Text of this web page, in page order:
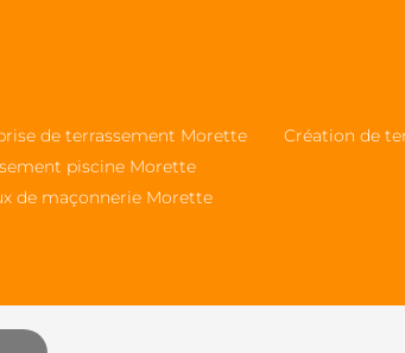
de terrassement Morette
piscine Morette
de maçonnerie Morette
Création de